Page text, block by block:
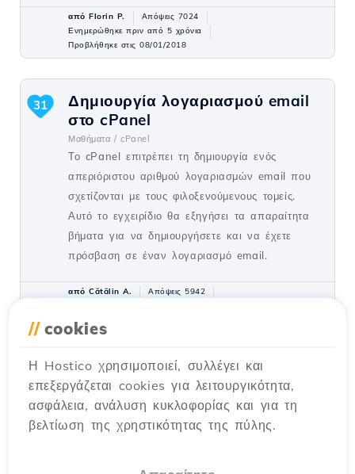
από Florin P.
Απόψεις 7024
Ενημερώθηκε πριν από 5 χρόνια
Προβλήθηκε στις 08/01/2018
Δημιουργία λογαριασμού email
στο cPanel
Μαθήματα / cPanel
Το cPanel επιτρέπει τη δημιουργία ενός
απεριόριστου αριθμού λογαριασμών email που
σχετίζονται με τους φιλοξενούμενους τομείς.
Αυτό το εγχειρίδιο θα εξηγήσει τα απαραίτητα
βήματα για να δημιουργήσετε και να έχετε
πρόσβαση σε έναν λογαριασμό email.
31
από Cătălin A.
Απόψεις 5942
Προβλήθηκε στις 28/06/2017
Ρυθμίσεις SSH στο Webuzo
Μαθήματα /
Σε αυτό το tutorial, μάθετε πώς να
αποκλείσετε την πρόσβαση SSH στον
20
// cookies
Η Hostico χρησιμοποιεί, συλλέγει και
επεξεργάζεται cookies για λειτουργικότητα,
ασφάλεια, ανάλυση κυκλοφορίας και για τη
βελτίωση της χρηστικότητας της πύλης.